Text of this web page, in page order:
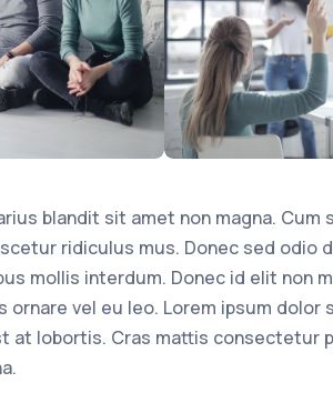
blandit sit amet non magna.
ridiculus mus. Donec sed odio
mollis interdum. Donec id elit non
ornare vel eu leo. Lorem ipsum
at lobortis. Cras mattis consectetur